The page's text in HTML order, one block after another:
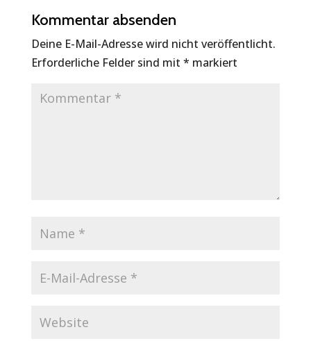
Kommentar absenden
Deine E-Mail-Adresse wird nicht veröffentlicht.
Erforderliche Felder sind mit * markiert